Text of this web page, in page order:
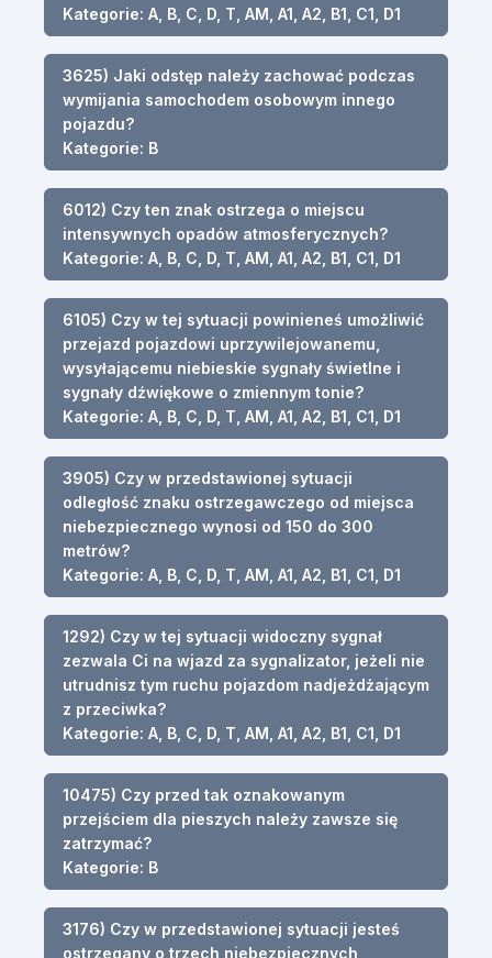
Kategorie: A, B, C, D, T, AM, A1, A2, B1, C1, D1
3625) Jaki odstęp należy zachować podczas
wymijania samochodem osobowym innego
pojazdu?
Kategorie: B
6012) Czy ten znak ostrzega o miejscu
intensywnych opadów atmosferycznych?
Kategorie: A, B, C, D, T, AM, A1, A2, B1, C1, D1
6105) Czy w tej sytuacji powinieneś umożliwić
przejazd pojazdowi uprzywilejowanemu,
wysyłającemu niebieskie sygnały świetlne i
sygnały dźwiękowe o zmiennym tonie?
Kategorie: A, B, C, D, T, AM, A1, A2, B1, C1, D1
3905) Czy w przedstawionej sytuacji
odległość znaku ostrzegawczego od miejsca
niebezpiecznego wynosi od 150 do 300
metrów?
Kategorie: A, B, C, D, T, AM, A1, A2, B1, C1, D1
1292) Czy w tej sytuacji widoczny sygnał
zezwala Ci na wjazd za sygnalizator, jeżeli nie
utrudnisz tym ruchu pojazdom nadjeżdżającym
z przeciwka?
Kategorie: A, B, C, D, T, AM, A1, A2, B1, C1, D1
10475) Czy przed tak oznakowanym
przejściem dla pieszych należy zawsze się
zatrzymać?
Kategorie: B
3176) Czy w przedstawionej sytuacji jesteś
ostrzegany o trzech niebezpiecznych